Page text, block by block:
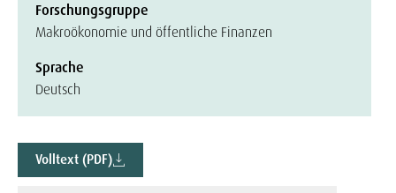
Forschungsgruppe
Makroökonomie und öffentliche Finanzen
Sprache
Deutsch
Volltext (PDF)